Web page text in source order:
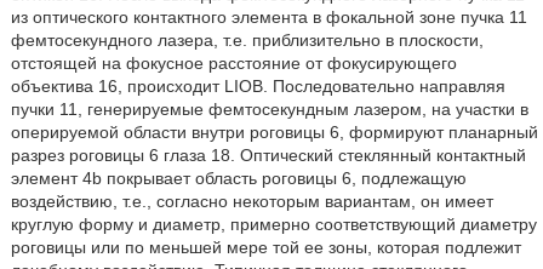
из оптического контактного элемента в фокальной зоне пучка 11
фемтосекундного лазера, т.е. приблизительно в плоскости,
отстоящей на фокусное расстояние от фокусирующего
объектива 16, происходит LIOB. Последовательно направляя
пучки 11, генерируемые фемтосекундным лазером, на участки в
оперируемой области внутри роговицы 6, формируют планарный
разрез роговицы 6 глаза 18. Оптический стеклянный контактный
элемент 4b покрывает область роговицы 6, подлежащую
воздействию, т.е., согласно некоторым вариантам, он имеет
круглую форму и диаметр, примерно соответствующий диаметру
роговицы или по меньшей мере той ее зоны, которая подлежит